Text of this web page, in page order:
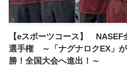
【eスポーツコース】 NASEF
選手権 ～「ナグナロクEX」
勝！全国大会へ進出！～